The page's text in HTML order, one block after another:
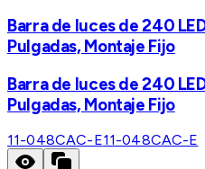
Barra de luces de 240
Pulgadas, Montaje Fijo
Barra de luces de 240
Pulgadas, Montaje Fijo
11-048CAC-E11-048CAC-E